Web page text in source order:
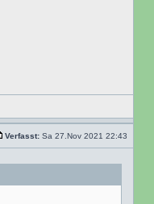
Verfasst: Sa 27.Nov 2021 22:43